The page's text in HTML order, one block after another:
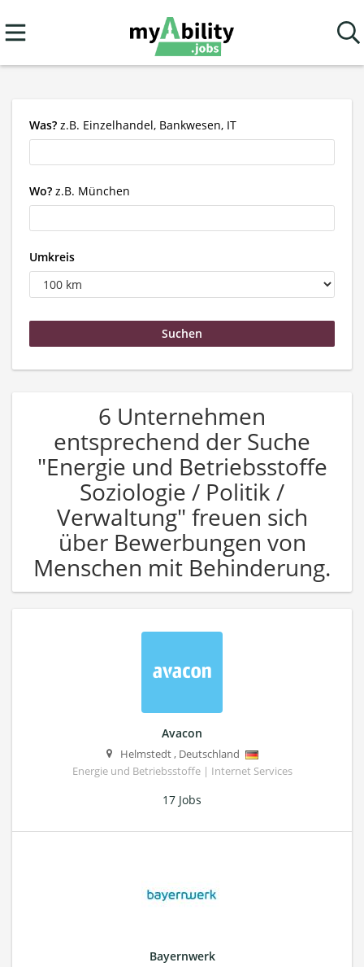
Was? z.B. Einzelhandel, Bankwesen, IT
Wo? z.B. München
Umkreis
6 Unternehmen
entsprechend der Suche
"Energie und Betriebsstoffe
Soziologie / Politik /
Verwaltung" freuen sich
über Bewerbungen von
Menschen mit Behinderung.
Avacon
Helmstedt, Deutschland
Energie und Betriebsstoffe | Internet Services
17 Jobs
Bayernwerk